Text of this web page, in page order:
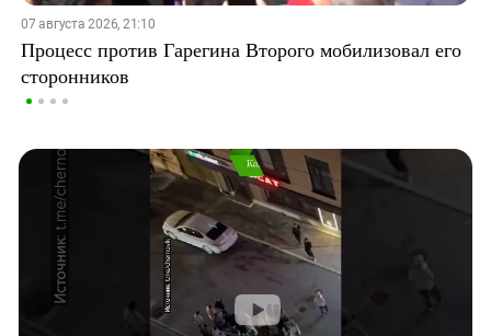
07 августа 2026, 21:10
Процесс против Гарегина Второго мобилизовал его
сторонников